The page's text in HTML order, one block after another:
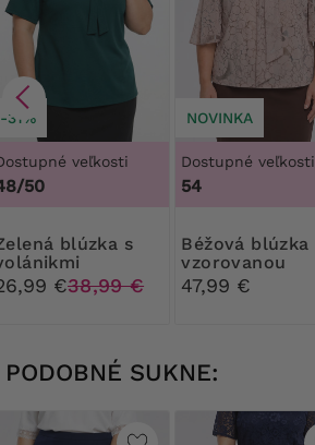
-31%
veľkosti
50
s
€38,99 €
NOVINKA
Dostupné veľkosti
54
Béžová blúzka so
vzorovanou
kravatou
47,99 €
PODOBNÉ SUKNE: